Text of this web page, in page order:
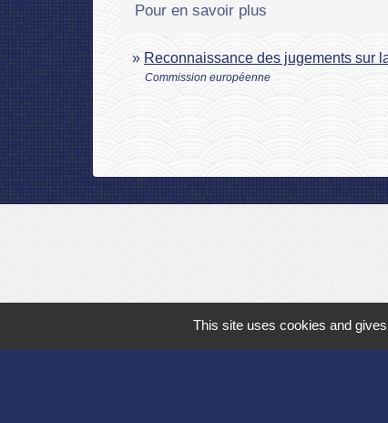
Pour en savoir plus
Reconnaissance des jugements sur
Commission européenne
This site uses cookies and